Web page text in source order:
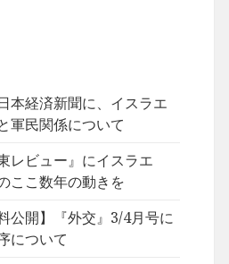
本経済新聞に、イスラエ
軍民関係について
レビュー』にイスラエ
ここ数年の動きを
公開】『外交』3/4月号に
について